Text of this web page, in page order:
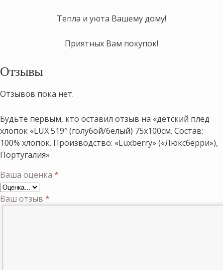
Тепла и уюта Вашему дому!
Приятных Вам покупок!
Отзывы
Отзывов пока нет.
Будьте первым, кто оставил отзыв на «детский плед
хлопок «LUX 519″ (голубой/белый) 75х100см. Состав:
100% хлопок. Производство: «Luxberry» («Люксберри»),
Португалия»
Ваша оценка *
Ваш отзыв *